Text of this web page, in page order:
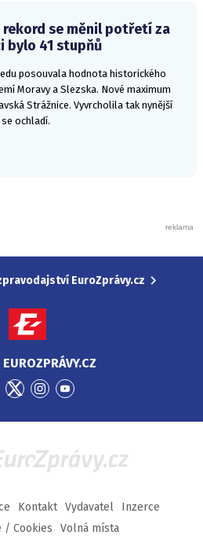
se měnil potřetí za
bylo 41 stupňů
posouvala hodnota historického
Moravy a Slezska. Nové maximum
Strážnice. Vyvrcholila tak nynější
ochladí.
EuroZprávy.cz
Přejít
Twitter
Přejít
Instagram
Přejít
YouTube
Kontakt Vydavatel
Inzerce
/ Cookies
Volná místa